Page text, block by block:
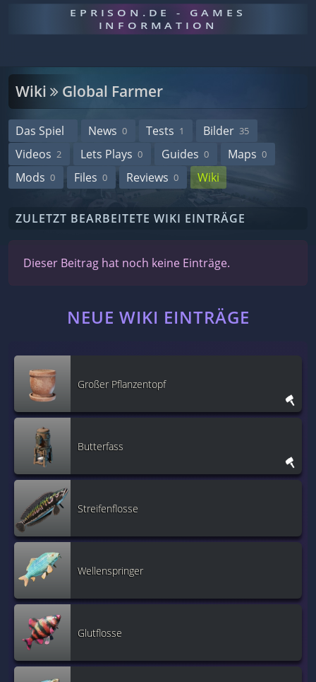
EPRISON.DE - GAMES
INFORMATION
Wiki Global Farmer
Das Spiel News 0 Tests 1 Bilder 35
Videos 2 Lets Plays 0 Guides 0 Maps 0
Mods 0 Files 0 Reviews 0 Wiki
ZULETZT BEARBEITETE WIKI EINTRÄGE
Dieser Beitrag hat noch keine Einträge.
NEUE WIKI EINTRÄGE
Großer Pflanzentopf
Butterfass
Streifenflosse
Wellenspringer
Glutflosse